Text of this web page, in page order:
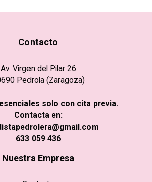
Contacto
Av. Virgen del Pilar 26
Pedrola (Zaragoza)
solo con cita previa.
Contacta en:
633 059 436
Nuestra Empresa